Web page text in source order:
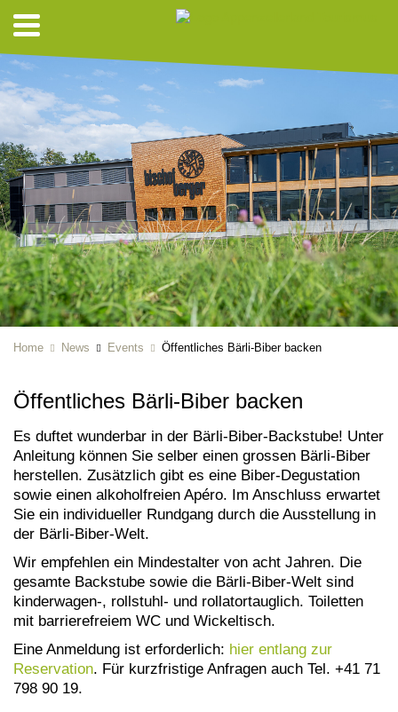
Home News Events Öffentliches Bärli-Biber backen
Öffentliches Bärli-Biber backen
Es duftet wunderbar in der Bärli-Biber-Backstube! Unter
Anleitung können Sie selber einen grossen Bärli-Biber
herstellen. Zusätzlich gibt es eine Biber-Degustation
sowie einen alkoholfreien Apéro. Im Anschluss erwartet
Sie ein individueller Rundgang durch die Ausstellung in
der Bärli-Biber-Welt.
Wir empfehlen ein Mindestalter von acht Jahren. Die
gesamte Backstube sowie die Bärli-Biber-Welt sind
kinderwagen-, rollstuhl- und rollatortauglich. Toiletten
mit barrierefreiem WC und Wickeltisch.
Eine Anmeldung ist erforderlich: hier entlang zur
Reservation . Für kurzfristige Anfragen auch Tel. +41 71
798 90 19.